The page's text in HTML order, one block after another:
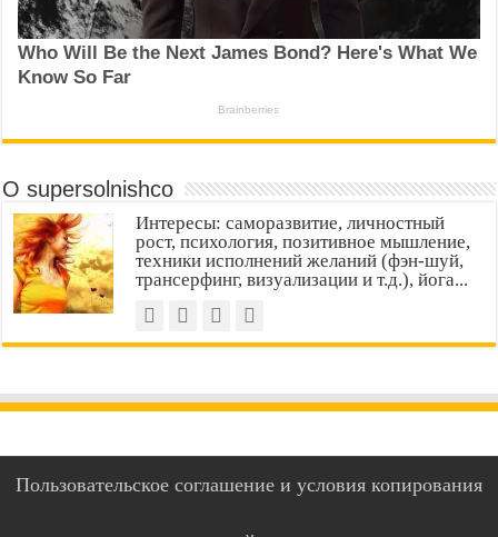
О supersolnishco
Интересы: саморазвитие, личностный
рост, психология, позитивное мышление,
техники исполнений желаний (фэн-шуй,
трансерфинг, визуализации и т.д.), йога...
Пользовательское соглашение и условия копирования